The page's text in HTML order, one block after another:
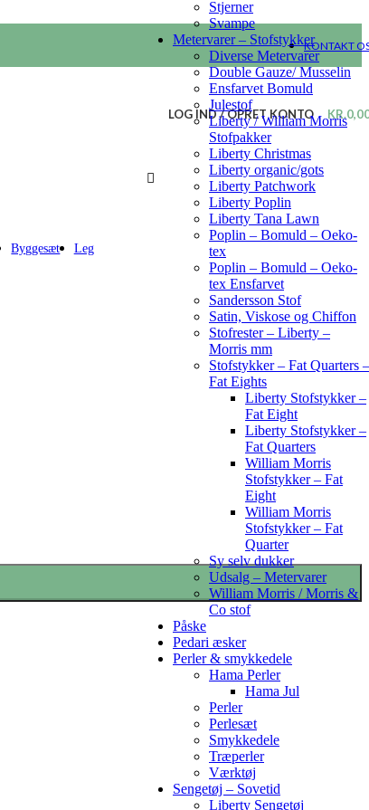
KONTAKT
LOG IND / OPRET KONTO KR.
Byggesæt Leg
Stjerner
Svampe
Metervarer – Stofstykker
Diverse Metervarer
Double Gauze/ Musselin
Ensfarvet Bomuld
Julestof
Liberty / William Morris
Stofpakker
Liberty Christmas
Liberty organic/gots
Liberty Patchwork
Liberty Poplin
Liberty Tana Lawn
Poplin – Bomuld – Oeko-
tex
Poplin – Bomuld – Oeko-
tex Ensfarvet
Sandersson Stof
Satin, Viskose og Chiffon
Stofrester – Liberty –
Morris mm
Stofstykker – Fat Quarters –
Fat Eights
Liberty Stofstykker –
Fat Eight
Liberty Stofstykker –
Fat Quarters
William Morris
Stofstykker – Fat
Eight
William Morris
Stofstykker – Fat
Quarter
Sy selv dukker
Udsalg – Metervarer
William Morris / Morris &
Co stof
Påske
Pedari æsker
Perler & smykkedele
Hama Perler
Hama Jul
Perler
Perlesæt
Smykkedele
Træperler
Værktøj
Sengetøj – Sovetid
Liberty Sengetøj